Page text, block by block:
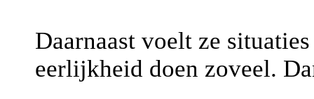
Daarnaast voelt ze
eerlijkheid doen zoveel.